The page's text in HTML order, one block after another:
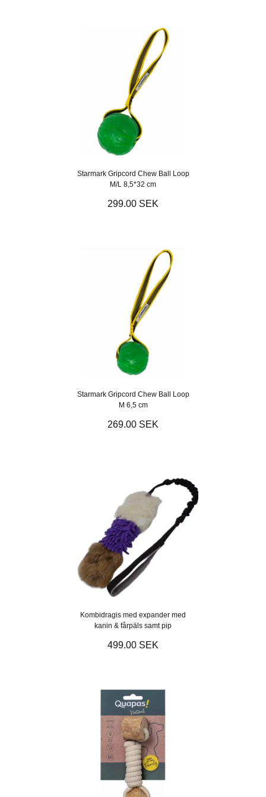
Starmark Gripcord Chew Ball Loop
M/L 8,5*32 cm
299.00 SEK
Starmark Gripcord Chew Ball Loop
M 6,5 cm
269.00 SEK
Kombidragis med expander med
kanin & fårpäls samt pip
499.00 SEK